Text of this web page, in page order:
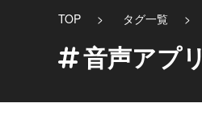
TOP タグ一覧
音声アプリ